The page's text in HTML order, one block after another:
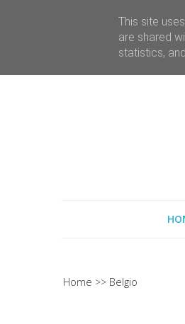
Home Belgio
This site
are shared
statistics,